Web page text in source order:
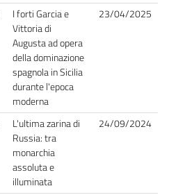
I forti Garcia e
Vittoria di
Augusta ad opera
della dominazione
spagnola in Sicilia
durante l'epoca
moderna
23/04/2025
L'ultima zarina di
Russia: tra
monarchia
assoluta e
illuminata
24/09/2024